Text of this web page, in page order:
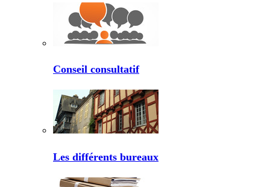
Conseil consultatif
Les différents bureaux